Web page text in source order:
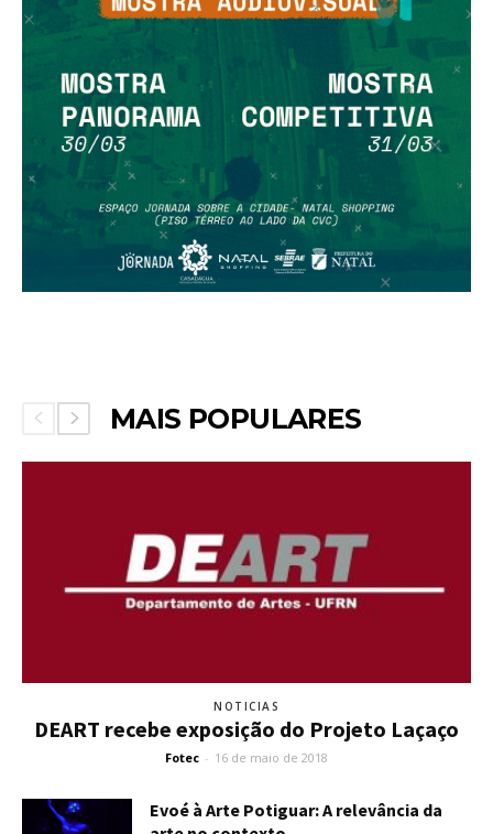
MAIS POPULARES
NOTICIAS
DEART recebe exposição do Projeto Laçaço
Fotec - 16 de maio de 2018
Evoé à Arte Potiguar: A relevância da